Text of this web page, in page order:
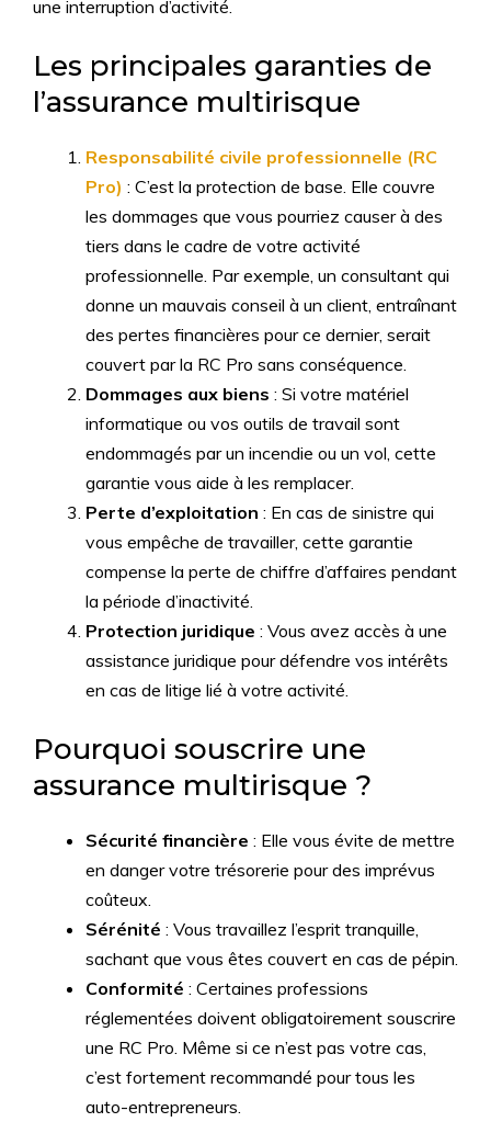
une interruption d’activité.
Les principales garanties de
l’assurance multirisque
Responsabilité civile professionnelle (RC
Pro) : C’est la protection de base. Elle couvre
les dommages que vous pourriez causer à des
tiers dans le cadre de votre activité
professionnelle. Par exemple, un consultant qui
donne un mauvais conseil à un client, entraînant
des pertes financières pour ce dernier, serait
couvert par la RC Pro sans conséquence.
Dommages aux biens : Si votre matériel
informatique ou vos outils de travail sont
endommagés par un incendie ou un vol, cette
garantie vous aide à les remplacer.
Perte d’exploitation : En cas de sinistre qui
vous empêche de travailler, cette garantie
compense la perte de chiffre d’affaires pendant
la période d’inactivité.
Protection juridique : Vous avez accès à une
assistance juridique pour défendre vos intérêts
en cas de litige lié à votre activité.
Pourquoi souscrire une
assurance multirisque ?
Sécurité financière : Elle vous évite de mettre
en danger votre trésorerie pour des imprévus
coûteux.
Sérénité : Vous travaillez l’esprit tranquille,
sachant que vous êtes couvert en cas de pépin.
Conformité : Certaines professions
réglementées doivent obligatoirement souscrire
une RC Pro. Même si ce n’est pas votre cas,
c’est fortement recommandé pour tous les
auto-entrepreneurs.